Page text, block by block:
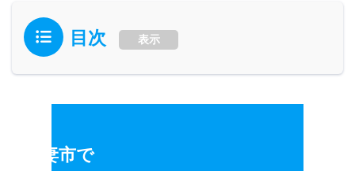
目次 表示
下妻市で